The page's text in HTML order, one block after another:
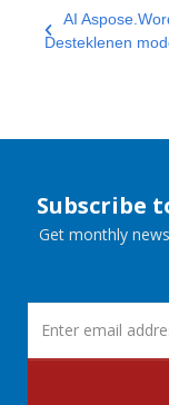
AI
Desteklenen
Subscribe
Get monthly